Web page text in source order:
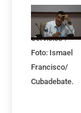
Nacional,
Atención a los
Servicios .
Foto: Ismael
Francisco/
Cubadebate.